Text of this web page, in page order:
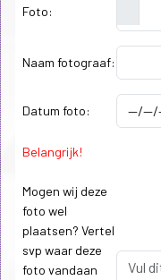
Foto:
Naam fotograaf:
Datum foto:
Belangrijk!
Mogen wij deze
foto wel
plaatsen? Vertel
svp waar deze
foto vandaan